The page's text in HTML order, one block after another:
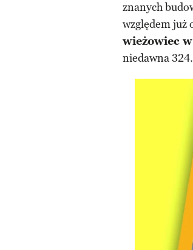
znanych
względem już
wieżowiec
niedawna